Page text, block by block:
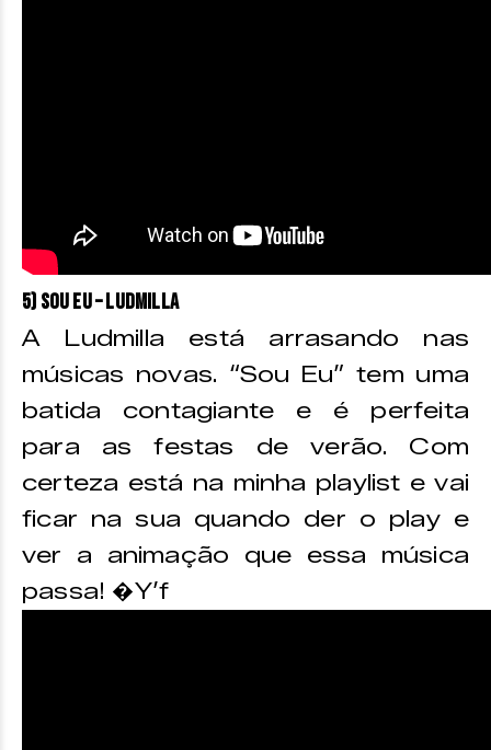
5) Sou Eu – Ludmilla
A Ludmilla está arrasando nas
músicas novas. “Sou Eu” tem uma
batida contagiante e é perfeita
para as festas de verão. Com
certeza está na minha playlist e vai
ficar na sua quando der o play e
ver a animação que essa música
passa! �Y’f